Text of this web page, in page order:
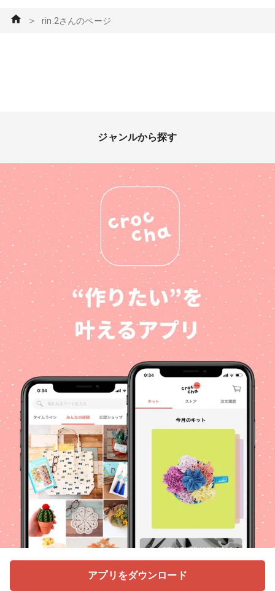
＞ rin.2さんのページ
ジャンルから探す
アプリをダウンロード